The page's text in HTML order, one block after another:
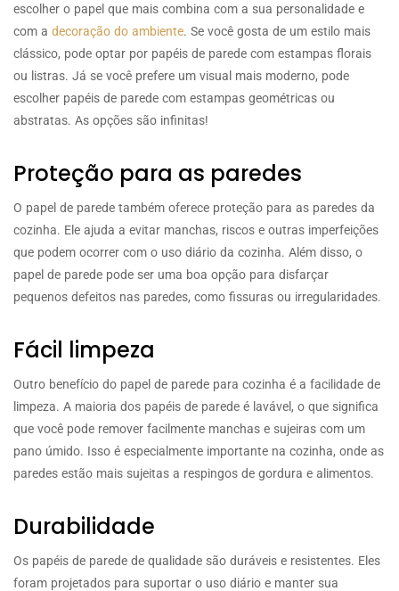
escolher o papel que mais combina com a sua personalidade e
com a decoração do ambiente. Se você gosta de um estilo mais
clássico, pode optar por papéis de parede com estampas florais
ou listras. Já se você prefere um visual mais moderno, pode
escolher papéis de parede com estampas geométricas ou
abstratas. As opções são infinitas!
Proteção para as paredes
O papel de parede também oferece proteção para as paredes da
cozinha. Ele ajuda a evitar manchas, riscos e outras imperfeições
que podem ocorrer com o uso diário da cozinha. Além disso, o
papel de parede pode ser uma boa opção para disfarçar
pequenos defeitos nas paredes, como fissuras ou irregularidades.
Fácil limpeza
Outro benefício do papel de parede para cozinha é a facilidade de
limpeza. A maioria dos papéis de parede é lavável, o que significa
que você pode remover facilmente manchas e sujeiras com um
pano úmido. Isso é especialmente importante na cozinha, onde as
paredes estão mais sujeitas a respingos de gordura e alimentos.
Durabilidade
Os papéis de parede de qualidade são duráveis e resistentes. Eles
foram projetados para suportar o uso diário e manter sua